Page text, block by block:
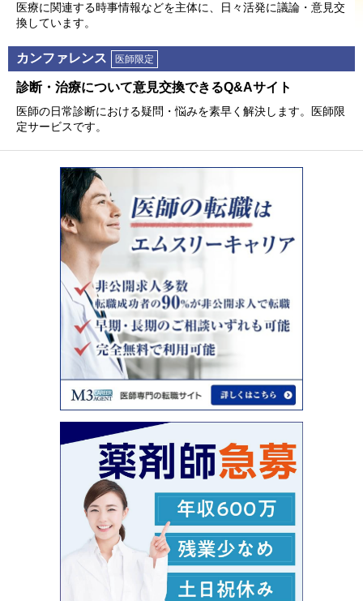
医療に関連する時事情報などを主体に、⽇々活発に議論・意⾒交
換しています。
カンファレンス 医師限定
診断・治療について意⾒交換できるQ&Aサイト
医師の⽇常診断における疑問・悩みを素早く解決します。医師限
定サービスです。